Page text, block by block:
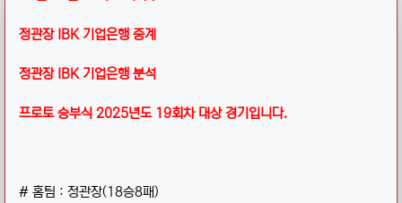
정관장 IBK 기업은행 중계
정관장 IBK 기업은행 분석
프로토 승부식 2025년도 19회차 대상 경기입니다.
# 홈팀 : 정관장(18승8패)